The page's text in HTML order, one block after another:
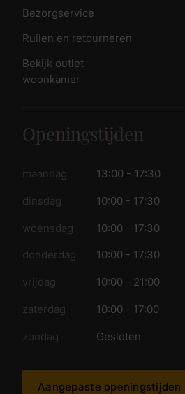
Bezorgservice
Ruilen en retourneren
Bekijk outlet
woonkamer
Openingstijden
maandag 13:00 - 17:30
dinsdag 10:00 - 17:30
woensdag 10:00 - 17:30
donderdag 10:00 - 17:30
vrijdag 10:00 - 21:00
zaterdag 10:00 - 17:00
zondag Gesloten
Aangepaste openingstijden